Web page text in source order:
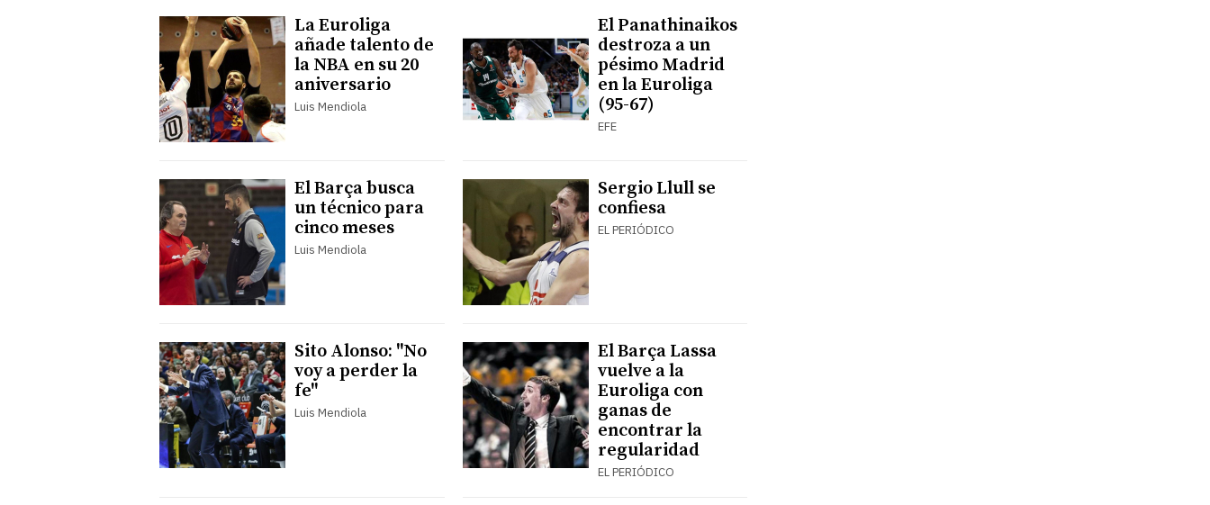
La Euroliga
añade talento de
la NBA en su 20
aniversario
Luis Mendiola
El Panathinaikos
destroza a un
pésimo Madrid
en la Euroliga
(95-67)
EFE
El Barça busca
un técnico para
cinco meses
Luis Mendiola
Sergio Llull se
confiesa
EL PERIÓDICO
Sito Alonso: "No
voy a perder la
fe"
Luis Mendiola
El Barça Lassa
vuelve a la
Euroliga con
ganas de
encontrar la
regularidad
EL PERIÓDICO